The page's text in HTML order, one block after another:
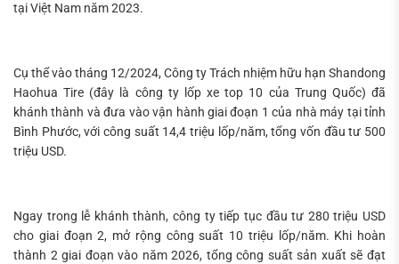
tại Việt Nam năm 2023.
Cụ thể vào tháng 12/2024, Công ty Trách nhiệm hữu hạn Shandong
Haohua Tire (đây là công ty lốp xe top 10 của Trung Quốc) đã
khánh thành và đưa vào vận hành giai đoạn 1 của nhà máy tại tỉnh
Bình Phước, với công suất 14,4 triệu lốp/năm, tổng vốn đầu tư 500
triệu USD.
Ngay trong lễ khánh thành, công ty tiếp tục đầu tư 280 triệu USD
cho giai đoạn 2, mở rộng công suất 10 triệu lốp/năm. Khi hoàn
thành 2 giai đoạn vào năm 2026, tổng công suất sản xuất sẽ đạt